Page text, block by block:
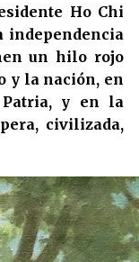
Ho Chi
independencia
un hilo rojo
y la nación, en
y en la
civilizada,